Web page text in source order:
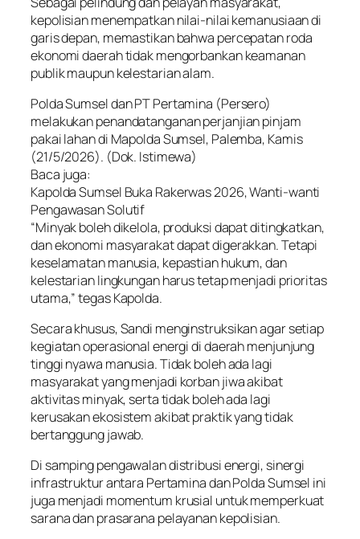
kepolisian menempatkan nilai-nilai kemanusiaan di
garis depan, memastikan bahwa percepatan roda
ekonomi daerah tidak mengorbankan keamanan
publik maupun kelestarian alam.
Polda Sumsel dan PT Pertamina (Persero)
melakukan penandatanganan perjanjian pinjam
pakai lahan di Mapolda Sumsel, Palemba, Kamis
(21/5/2026). (Dok. Istimewa)
Baca juga:
Kapolda Sumsel Buka Rakerwas 2026, Wanti-wanti
Pengawasan Solutif
“Minyak boleh dikelola, produksi dapat ditingkatkan,
dan ekonomi masyarakat dapat digerakkan. Tetapi
keselamatan manusia, kepastian hukum, dan
kelestarian lingkungan harus tetap menjadi prioritas
utama,” tegas Kapolda.
Secara khusus, Sandi menginstruksikan agar setiap
kegiatan operasional energi di daerah menjunjung
tinggi nyawa manusia. Tidak boleh ada lagi
masyarakat yang menjadi korban jiwa akibat
aktivitas minyak, serta tidak boleh ada lagi
kerusakan ekosistem akibat praktik yang tidak
bertanggung jawab.
Di samping pengawalan distribusi energi, sinergi
infrastruktur antara Pertamina dan Polda Sumsel ini
juga menjadi momentum krusial untuk memperkuat
sarana dan prasarana pelayanan kepolisian.